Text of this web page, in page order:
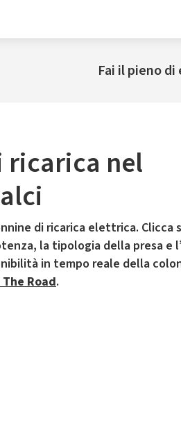
Fai il pieno
ricarica nel
di ricarica elettrica. Clicca
la tipologia della presa e
in tempo reale della
Road.
Il servizio di